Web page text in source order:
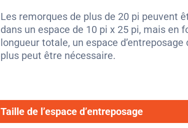
Les remorques de plus de 20 pi peuvent
dans un espace de 10 pi x 25 pi, mais en
longueur totale, un espace d’entreposage
plus peut être nécessaire.
Taille de l’espace d’entreposage